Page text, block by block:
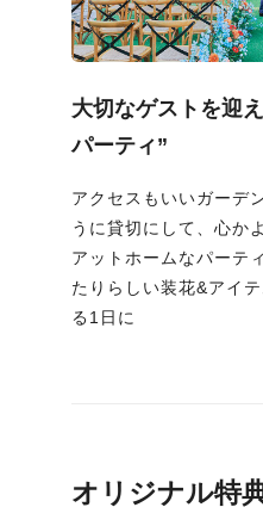
大切なゲストを迎
パーティ”
アクセスもいいガーデ
うに貸切にして、心か
アットホームなパーテ
たりらしい装花&アイ
る1日に
オリジナル特